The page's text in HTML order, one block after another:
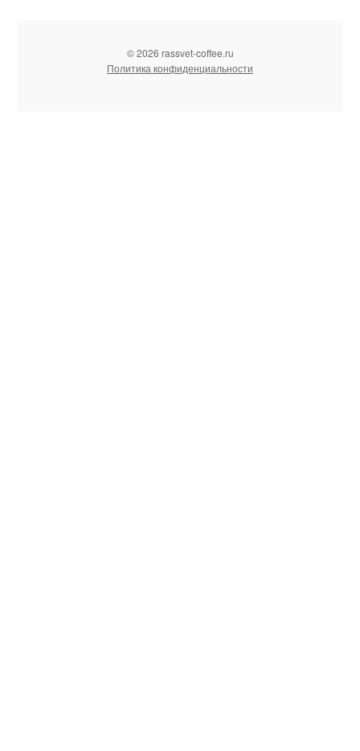
© 2026 rassvet-coffee.ru
Политика конфиденциальности